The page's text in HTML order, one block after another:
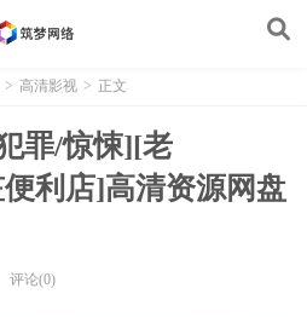
> 高清影视 > 正文
罪/惊悚][老
利店]高清资源网盘
评论(0)